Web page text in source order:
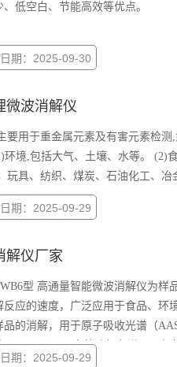
低空白、节能高效等优点。
期：2025-09-30
微波消解仪
境,包括大气、土壤、水等。 (2)
玩具、纺织、煤炭、石油化工、冶
期：2025-09-29
解仪厂家
应的速度，广泛应用于食品、环
的消解，用于原子吸收光谱（
ICP-MS）、高效液相色谱仪、气
期：2025-09-29